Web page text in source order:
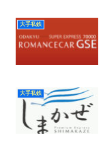
大手私鉄
大手私鉄